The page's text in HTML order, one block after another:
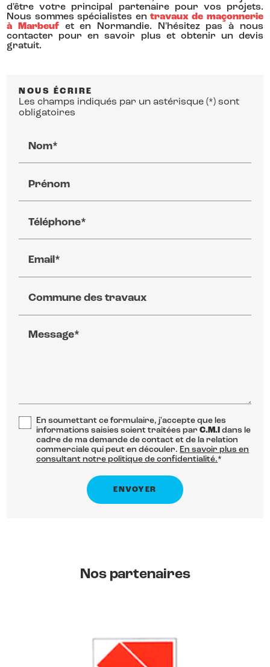
d'être votre principal partenaire pour vos projets.
Nous sommes spécialistes en travaux de maçonnerie
à Marbeufet en Normandie. N'hésitez pas à nous
contacter pour en savoir plus et obtenir un devis
gratuit.
NOUS ÉCRIRE
Les champs indiqués par un astérisque (*) sont
obligatoires
Nom*
Prénom
Téléphone*
Email*
Commune des travaux
Message*
En soumettant ce formulaire, j'accepte que les
informations saisies soient traitées parC.M.I dans le
cadre de ma demande de contact et de la relation
commerciale qui peut en découler. En savoir plus en
consultant notre politique de confidentialité.*
Nos partenaires